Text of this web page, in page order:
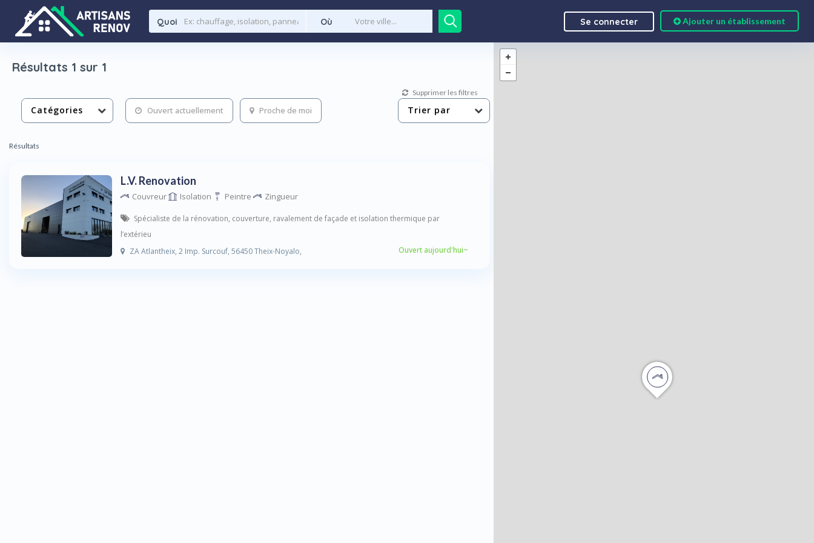
Quoi Où Ajouter un établissement
Se connecter
Résultats 1 sur 1
Supprimer les filtres
Catégories Ouvert actuellement Proche de moi Trier par
Résultats
L.V. Renovation
Couvreur Isolation Peintre Zingueur
Spécialiste de la rénovation, couverture, ravalement de façade et isolation thermique par
l’extérieu
ZA Atlantheix, 2 Imp. Surcouf, 56450 Theix-Noyalo,
Ouvert aujourd'hui~